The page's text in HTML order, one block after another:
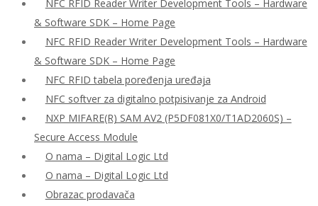
NFC RFID Reader Writer Development Tools – Hardware
& Software SDK – Home Page
NFC RFID Reader Writer Development Tools – Hardware
& Software SDK – Home Page
NFC RFID tabela poređenja uređaja
NFC softver za digitalno potpisivanje za Android
NXP MIFARE(R) SAM AV2 (P5DF081X0/T1AD2060S) –
Secure Access Module
O nama – Digital Logic Ltd
O nama – Digital Logic Ltd
Obrazac prodavača